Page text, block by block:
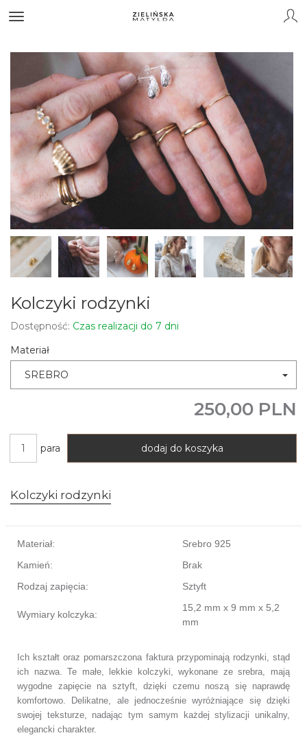
Kolczyki rodzynki
Dostępność: Czas realizacji do 7 dni
Materiał
SREBRO
250,00 PLN
para dodaj do koszyka
Kolczyki rodzynki
Materiał:
Srebro 925
Kamień:
Brak
Rodzaj zapięcia:
Sztyft
Wymiary kolczyka:
15,2 mm x 9 mm x 5,2
mm
Ich kształt oraz pomarszczona faktura przypominają rodzynki, stąd
ich nazwa. Te małe, lekkie kolczyki, wykonane ze srebra, mają
wygodne zapięcie na sztyft, dzięki czemu noszą się naprawdę
komfortowo. Delikatne, ale jednocześnie wyróżniające się dzięki
swojej teksturze, nadając tym samym każdej stylizacji unikalny,
elegancki charakter.